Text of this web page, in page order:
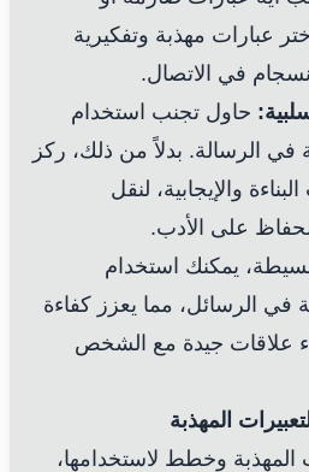
عبارات مهذبة وتفكيرية
في الاتصال.
حاول تجنب استخدام
في الرسالة. بدلاً من ذلك، ركز
والإيجابية، لنقل
على الأدب.
يمكنك استخدام
في الرسائل، مما يعزز كفاءة
علاقات جيدة مع الشخص
المهذبة
المهذبة وخطط لاستخدامها،